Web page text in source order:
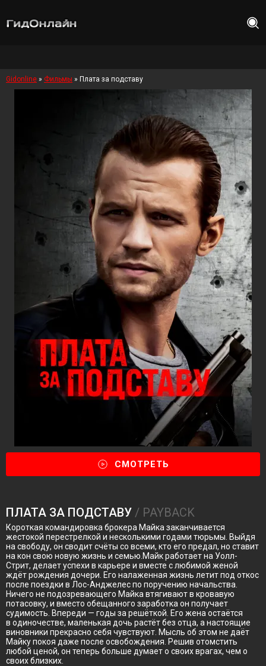
Gidonline » Фильмы » Плата за подставу
СМОТРЕТЬ
ПЛАТА ЗА ПОДСТАВУ / PAYBACK
Короткая командировка брокера Майка заканчивается
жестокой перестрелкой и несколькими годами тюрьмы. Выйдя
на свободу, он сводит счёты со всеми, кто его предал, но ставит
на кон свою новую жизнь и семью.Майк работает на Уолл-
Стрит, делает успехи в карьере и вместе с любимой женой
ждёт рождения дочери. Его налаженная жизнь летит под откос
после поездки в Лос-Анджелес по поручению начальства.
Ничего не подозревающего Майка втягивают в кровавую
потасовку, и вместо обещанного заработка он получает
судимость. Впереди — годы за решёткой. Его жена остаётся
в одиночестве, маленькая дочь растёт без отца, а настоящие
виновники прекрасно себя чувствуют. Мысль об этом не даёт
Майку покоя даже после освобождения. Решив отомстить
любой ценой, он теперь больше думает о своих врагах, чем о
своих близких.